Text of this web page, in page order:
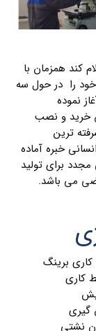
کند همزمان با
گانه خود را در حول سه
نموده
خرید و نصب
ترین
خبره آماده
برای تولید
می باشد.
برینگ
کاری
گیری
نشتی